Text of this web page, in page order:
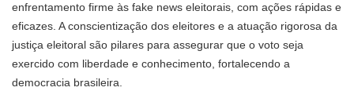
enfrentamento firme às fake news eleitorais, com ações rápidas e
eficazes. A conscientização dos eleitores e a atuação rigorosa da
justiça eleitoral são pilares para assegurar que o voto seja
exercido com liberdade e conhecimento, fortalecendo a
democracia brasileira.